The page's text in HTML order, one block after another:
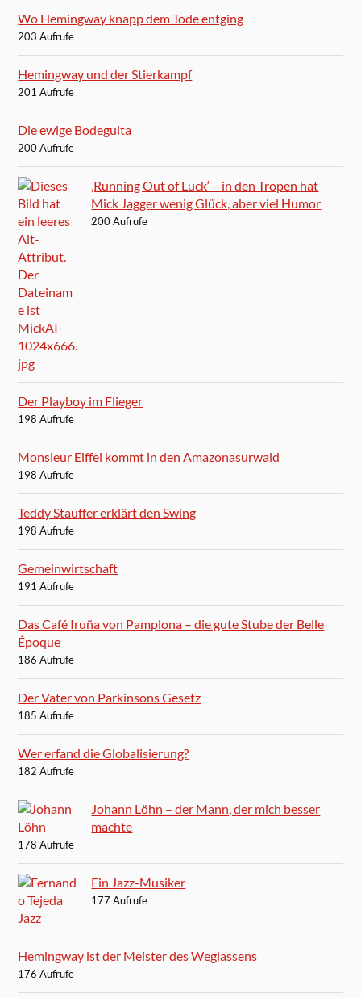
Wo Hemingway knapp dem Tode entging
203 Aufrufe
Hemingway und der Stierkampf
201 Aufrufe
Die ewige Bodeguita
200 Aufrufe
‚Running Out of Luck‘ – in den Tropen hat
Mick Jagger wenig Glück, aber viel Humor
200 Aufrufe
Der Playboy im Flieger
198 Aufrufe
Monsieur Eiffel kommt in den Amazonasurwald
198 Aufrufe
Teddy Stauffer erklärt den Swing
198 Aufrufe
Gemeinwirtschaft
191 Aufrufe
Das Café Iruña von Pamplona – die gute Stube der Belle
Époque
186 Aufrufe
Der Vater von Parkinsons Gesetz
185 Aufrufe
Wer erfand die Globalisierung?
182 Aufrufe
Johann Löhn – der Mann, der mich besser
machte
178 Aufrufe
Ein Jazz-Musiker
177 Aufrufe
Hemingway ist der Meister des Weglassens
176 Aufrufe